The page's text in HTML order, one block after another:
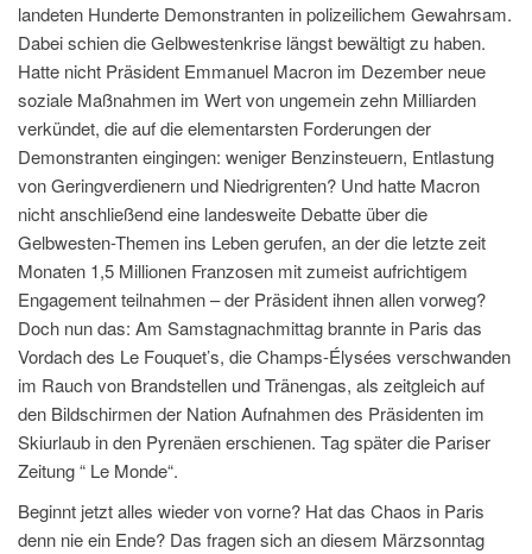
landeten Hunderte Demonstranten in polizeilichem Gewahrsam.
Dabei schien die Gelbwestenkrise längst bewältigt zu haben.
Hatte nicht Präsident Emmanuel Macron im Dezember neue
soziale Maßnahmen im Wert von ungemein zehn Milliarden
verkündet, die auf die elementarsten Forderungen der
Demonstranten eingingen: weniger Benzinsteuern, Entlastung
von Geringverdienern und Niedrigrenten? Und hatte Macron
nicht anschließend eine landesweite Debatte über die
Gelbwesten-Themen ins Leben gerufen, an der die letzte zeit
Monaten 1,5 Millionen Franzosen mit zumeist aufrichtigem
Engagement teilnahmen – der Präsident ihnen allen vorweg?
Doch nun das: Am Samstagnachmittag brannte in Paris das
Vordach des Le Fouquet’s, die Champs-Élysées verschwanden
im Rauch von Brandstellen und Tränengas, als zeitgleich auf
den Bildschirmen der Nation Aufnahmen des Präsidenten im
Skiurlaub in den Pyrenäen erschienen. Tag später die Pariser
Zeitung “ Le Monde“.
Beginnt jetzt alles wieder von vorne? Hat das Chaos in Paris
denn nie ein Ende? Das fragen sich an diesem Märzsonntag